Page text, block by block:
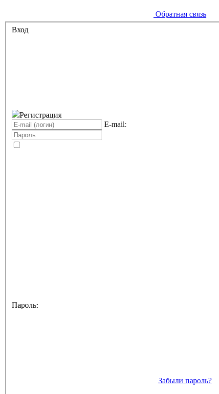
Обратная связь
Вход
Регистрация
E-mail:
Пароль:
Забыли пароль?